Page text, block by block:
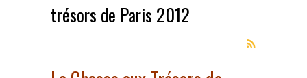
trésors de Paris 2012